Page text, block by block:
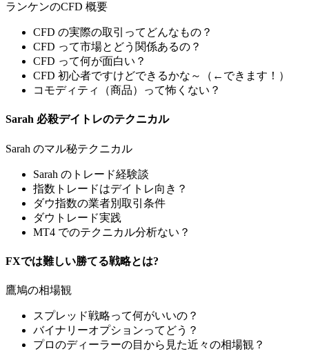
ランケンのCFD 概要
CFD の実際の取引ってどんなもの？
CFD って市場とどう関係あるの？
CFD って何が面白い？
CFD 初心者ですけどできるかな～（←できます！）
コモディティ（商品）って怖くない？
Sarah 必殺デイトレのテクニカル
Sarah のマル秘テクニカル
Sarah のトレード経験談
指数トレードはデイトレ向き？
ダウ指数の業者別取引条件
ダウトレード実践
MT4 でのテクニカル分析ない？
FXでは難しい勝てる戦略とは?
鷹鳩の相場観
スプレッド戦略って何がいいの？
バイナリーオプションってどう？
プロのディーラーの目から見た近々の相場観？